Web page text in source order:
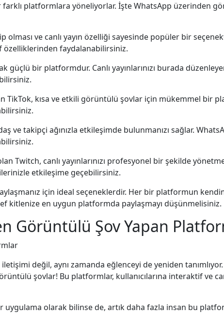
farklı platformlara yöneliyorlar. İşte WhatsApp üzerinden
olması ve canlı yayın özelliği sayesinde popüler bir
özelliklerinden faydalanabilirsiniz.
güçlü bir platformdur. Canlı yayınlarınızı burada
TikTok, kısa ve etkili görüntülü şovlar için mükemmel bir
ve takipçi ağınızla etkileşimde bulunmanızı sağlar.
Twitch, canlı yayınlarınızı profesyonel bir şekilde
etkileşime geçebilirsiniz.
için ideal seçeneklerdir. Her bir platformun
kitlenize en uygun platformda paylaşmayı düşünmelisiniz.
Görüntülü Şov Yapan
değil, aynı zamanda eğlenceyi de yeniden
şovlar! Bu platformlar, kullanıcılarına interaktif ve
olarak bilinse de, artık daha fazla insan bu